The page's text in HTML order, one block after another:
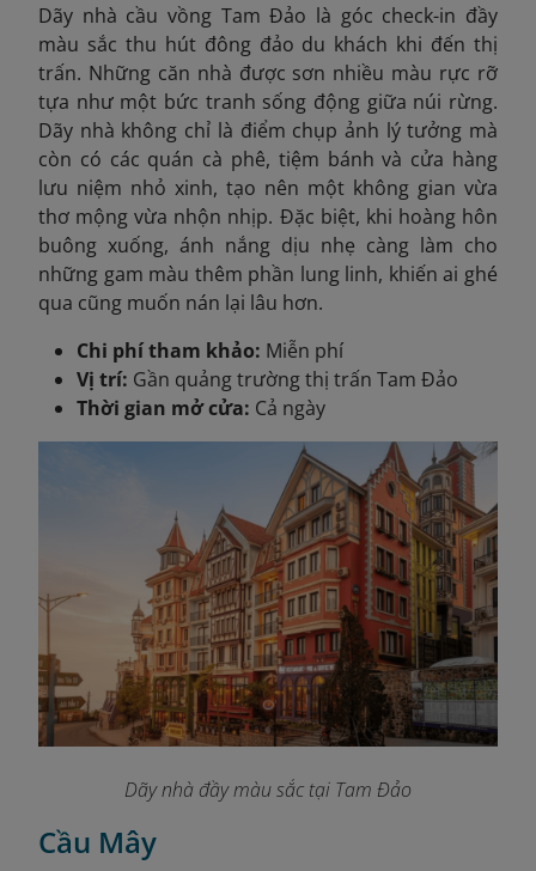
Dãy nhà cầu vồng Tam Đảo là góc check-in đầy
màu sắc thu hút đông đảo du khách khi đến thị
trấn. Những căn nhà được sơn nhiều màu rực rỡ
tựa như một bức tranh sống động giữa núi rừng.
Dãy nhà không chỉ là điểm chụp ảnh lý tưởng mà
còn có các quán cà phê, tiệm bánh và cửa hàng
lưu niệm nhỏ xinh, tạo nên một không gian vừa
thơ mộng vừa nhộn nhịp. Đặc biệt, khi hoàng hôn
buông xuống, ánh nắng dịu nhẹ càng làm cho
những gam màu thêm phần lung linh, khiến ai ghé
qua cũng muốn nán lại lâu hơn.
Chi phí tham khảo: Miễn phí
Vị trí: Gần quảng trường thị trấn Tam Đảo
Thời gian mở cửa: Cả ngày
Dãy nhà đầy màu sắc tại Tam Đảo
Cầu Mây